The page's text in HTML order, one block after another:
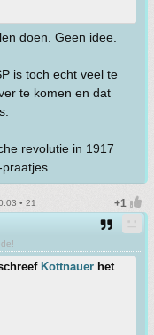
doen. Geen idee.
is toch echt veel te
te komen en dat
revolutie in 1917
• 21
Kottnauer het